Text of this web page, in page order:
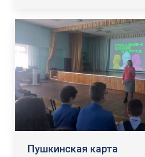
Пушкинская карта